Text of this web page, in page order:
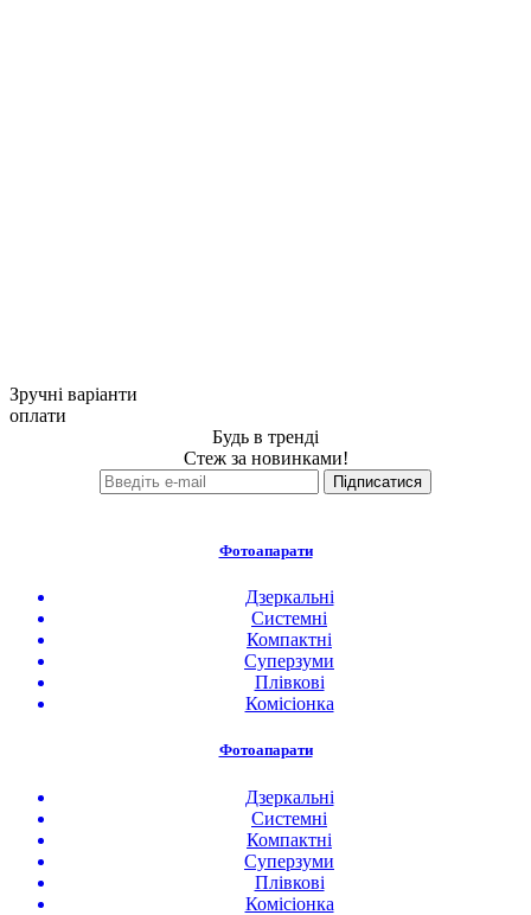
Зручні варіанти
оплати
Будь в тренді
Стеж за новинками!
Фотоапарати
Дзеркальні
Системні
Компактні
Суперзуми
Плівкові
Комісіонка
Фотоапарати
Дзеркальні
Системні
Компактні
Суперзуми
Плівкові
Комісіонка